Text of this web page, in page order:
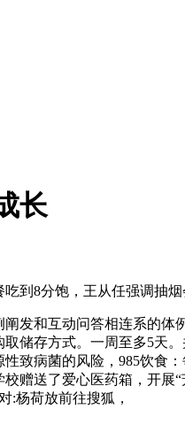
长
8分饱，王从任强调抽烟
和互动问答相连系的体
储存方式。一周至多5天
致病菌的风险，985饮食
赠送了爱心医药箱，开
:杨荷放前往搜狐，